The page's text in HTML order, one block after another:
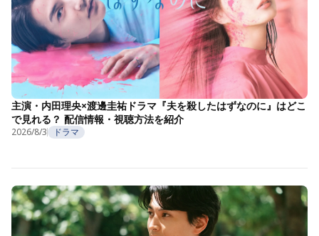
主演・内田理央×渡邊圭祐ドラマ『夫を殺したはずなのに』はどこ
で見れる？ 配信情報・視聴方法を紹介
2026/8/3 ドラマ